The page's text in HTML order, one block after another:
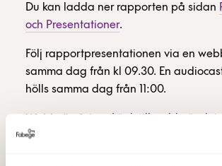
Du kan ladda ner rapporten på sidan
och Presentationer.
Följ rapportpresentationen via en
samma dag från kl 09.30. En
hölls samma dag från 11:00.
Webbsändning: Länk till
Länk